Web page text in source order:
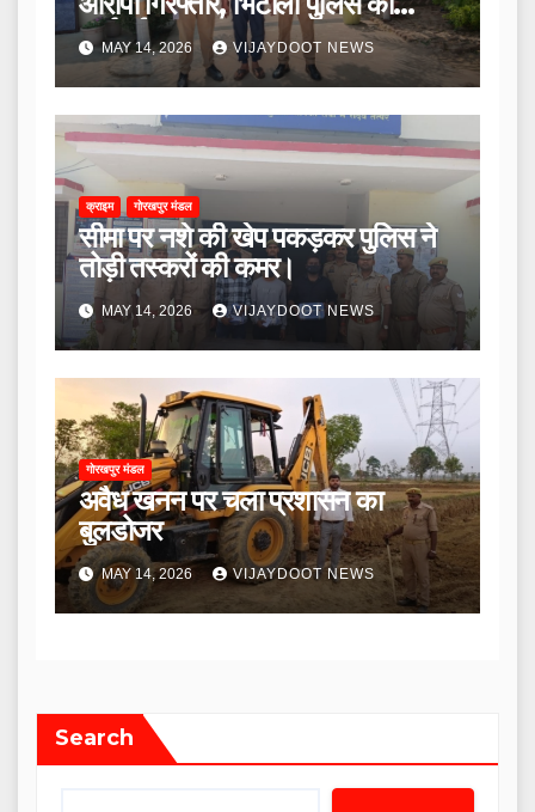
कार्रवाई।
MAY 14, 2026 VIJAYDOOT NEWS
क्राइम गोरखपुर मंडल
सीमा पर नशे की खेप पकड़कर पुलिस ने
तोड़ी तस्करों की कमर।
MAY 14, 2026 VIJAYDOOT NEWS
गोरखपुर मंडल
अवैध खनन पर चला प्रशासन का
बुलडोजर
MAY 14, 2026 VIJAYDOOT NEWS
Search